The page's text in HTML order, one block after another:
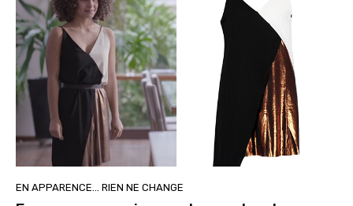
EN APPARENCE… RIEN NE CHANGE